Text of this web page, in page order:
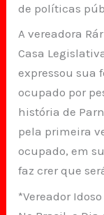
de políticas
A vereadora
Casa
expressou sua
ocupado por
história de
pela primeira
ocupado, em
faz crer que
*Vereador